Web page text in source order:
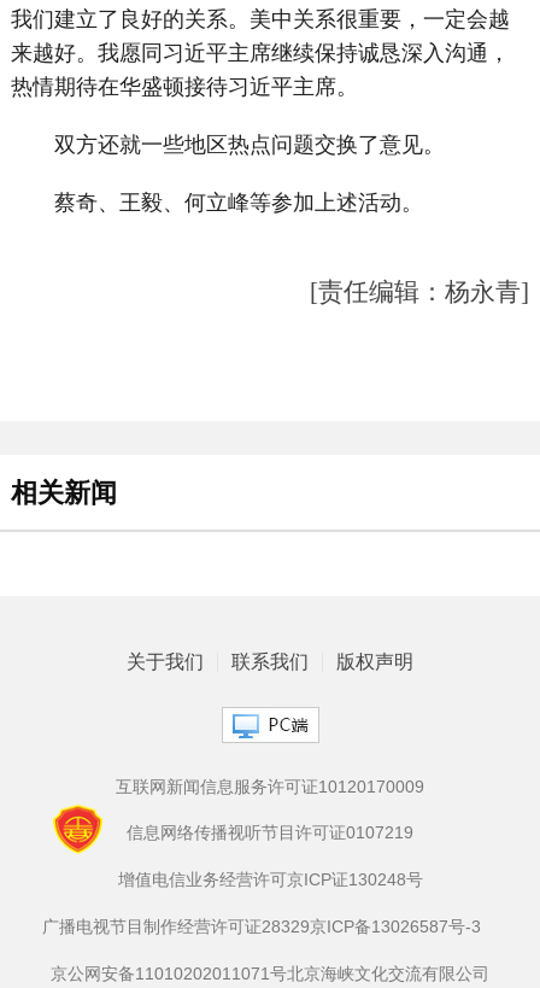
我们建立了良好的关系。美中关系很重要，一定会越
来越好。我愿同习近平主席继续保持诚恳深入沟通，
热情期待在华盛顿接待习近平主席。
双方还就一些地区热点问题交换了意见。
蔡奇、王毅、何立峰等参加上述活动。
[责任编辑：杨永青]
相关新闻
关于我们 联系我们 版权声明
互联网新闻信息服务许可证10120170009
信息网络传播视听节目许可证0107219
增值电信业务经营许可京ICP证130248号
广播电视节目制作经营许可证28329京ICP备13026587号-3
京公网安备11010202011071号北京海峡文化交流有限公司